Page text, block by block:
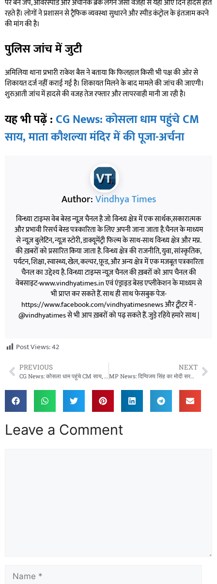
पर बने जंप, ओवरस्पीड और अचानक ब्रेक लगने जैसी वजहों से यहां आए दिन हादसे होते
रहते हैं। लोगों ने प्रशासन से ट्रैफिक व्यवस्था सुधारने और स्पीड कंट्रोल के इंतजाम करने
की मांग की है।
पुलिस जांच में जुटी
अमिलिया थाना प्रभारी राकेश बैस ने बताया कि फिलहाल किसी भी पक्ष की ओर से
शिकायत दर्ज नहीं कराई गई है। शिकायत मिलने के बाद मामले की जांच की जाएगी।
शुरुआती जांच में हादसे की वजह तेज रफ्तार और लापरवाही मानी जा रही है।
यह भी पढ़ें : CG News: कोसला धाम पहुंचे CM
साय, माता कौशल्या मंदिर में की पूजा-अर्चना
Author:Vindhya Times
विन्ध्या टाइम्स वेब बेस्ड न्यूज़ चैनल है जो विन्ध्य क्षेत्र में एक सार्थक,सकारात्मक
और प्रभावी रिसर्च बेस्ड पत्रकारिता के लिए अपनी जाना जाता है.चैनल के माध्यम
से न्यूज़ बुलेटिन, न्यूज़ स्टोरी, डाक्यूमेंट्री फिल्म के साथ-साथ विन्ध्य क्षेत्र और मप्र.
की ख़बरों को प्रसारित किया जाता है. विन्ध्य क्षेत्र की राजनीति, युवा, सांस्कृतिक,
पर्यटन, शिक्षा, स्वास्थ्य, खेल, कल्चर, फ़ूड, और अन्य क्षेत्र में एक मजबूत पत्रकारिता
चैनल का उद्देश्य है. विन्ध्या टाइम्स न्यूज़ चैनल की ख़बरों को आप चैनल की
वेबसाइट-www.vindhyatimes.in एवं एंड्राइड बेस्ड एप्लीकेशन के माध्यम से
भी प्राप्त कर सकते हैं. साथ ही साथ फेसबुक पेज-
https://www.facebook.com/vindhyatimesnews और ट्वीटर में -
@vindhyatimes से भी आप ख़बरों को पढ़ सकते हैं. जुड़े रहिये हमारे साथ |
Post Views:42
PREVIOUS
CG News: कोसला धाम पहुंचे CM साय, माता कौशल्या मंदिर में की पूजा-अर्चना
NEXT
MP News: दिग्विजय सिंह का मोदी सरकार पर बड़ा हमला, महंगाई और आर्थिक संकट पर उठाए सवाल
Leave a Comment